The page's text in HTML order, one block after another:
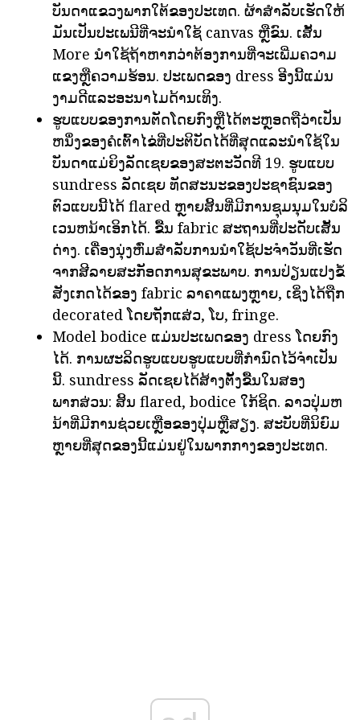
ບັນດາແຂວງພາກໃຕ້ຂອງປະເທດ. ຜ້າສໍາລັບເຮັດໃຫ້
ມັນເປັນປະເພນີທີ່ຈະນໍາໃຊ້ canvas ຫຼືຂົນ. ເສັ້ນ
More ນໍາໃຊ້ຖ້າຫາກວ່າຕ້ອງການທີ່ຈະເພີ່ມຄວາມ
ແຂງຫຼືຄວາມຮ້ອນ. ປະເພດຂອງ dress ອີງນີ້ແມ່ນ
ງາມດີແລະອະນາໄມດ້ານເທິງ.
ຮູບແບບຂອງການຕັດໂດຍກົງຫຼືໄດ້ຕະຫຼອດຖືວ່າເປັນ
ຫນຶ່ງຂອງຄໍເຕົ້າໄຂ່ທີ່ປະຕິບັດໄດ້ທີ່ສຸດແລະນໍາໃຊ້ໃນ
ບັນດາແມ່ຍິງລັດເຊຍຂອງສະຕະວັດທີ 19. ຮູບແບບ
sundress ລັດເຊຍ ທັດສະນະຂອງປະຊາຊົນຂອງ
ຕົວແບບນີ້ໄດ້ flared ຫຼາຍສິ້ນທີ່ມີການຊຸມນຸມໃນບໍລິ
ເວນຫນ້າເອິກໄດ້. ຂື້ນ fabric ສະຖານທີ່ປະດັບເສັ້ນ
ດ່າງ. ເຄື່ອງນຸ່ງຫົ່ມສໍາລັບການນໍາໃຊ້ປະຈໍາວັນທີ່ເຮັດ
ຈາກສີລາຍສະກັອດການສຸຂະພາບ. ການປ່ຽນແປງຂໍ້
ສັງເກດໄດ້ຂອງ fabric ລາຄາແພງຫຼາຍ, ເຊິ່ງໄດ້ຖືກ
decorated ໂດຍຖັກແສ່ວ, ໂບ, fringe.
Model bodice ແມ່ນປະເພດຂອງ dress ໂດຍກົງ
ໄດ້. ການຜະລິດຮູບແບບຮູບແບບທີ່ກໍານົດໄວ້ຈໍາເປັນ
ນີ້. sundress ລັດເຊຍໄດ້ສ້າງຕັ້ງຂື້ນໃນສອງ
ພາກສ່ວນ: ສິ້ນ flared, bodice ໃກ້ຊິດ. ລາວປຸ່ມຫ
ນ້າທີ່ມີການຊ່ວຍເຫຼືອຂອງປຸ່ມຫຼືສຽງ. ສະບັບທີ່ນິຍົມ
ຫຼາຍທີ່ສຸດຂອງນີ້ແມ່ນຢູ່ໃນພາກກາງຂອງປະເທດ.